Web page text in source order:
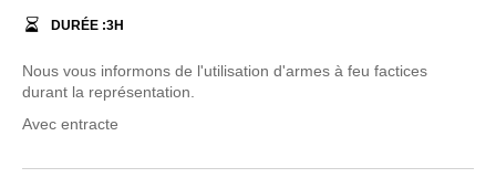
DURÉE :3H
Nous vous informons de l'utilisation d'armes à feu factices
durant la représentation.
Avec entracte